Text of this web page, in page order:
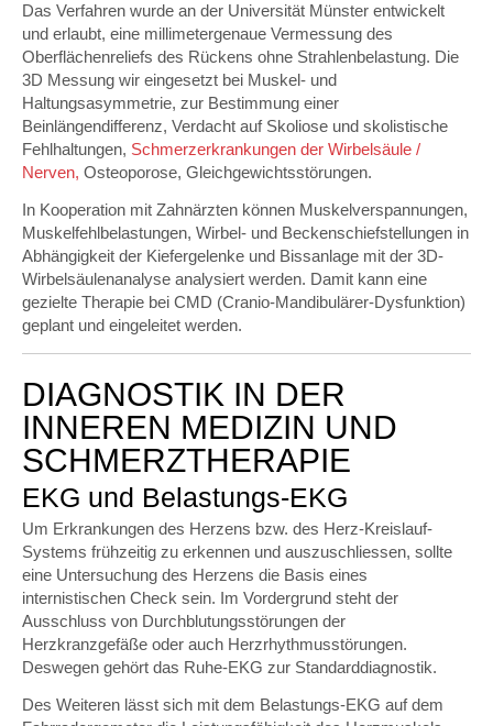
Das Verfahren wurde an der Universität Münster entwickelt
und erlaubt, eine millimetergenaue Vermessung des
Oberflächenreliefs des Rückens ohne Strahlenbelastung. Die
3D Messung wir eingesetzt bei Muskel- und
Haltungsasymmetrie, zur Bestimmung einer
Beinlängendifferenz, Verdacht auf Skoliose und skolistische
Fehlhaltungen, Schmerzerkrankungen der Wirbelsäule /
Nerven, Osteoporose, Gleichgewichtsstörungen.
In Kooperation mit Zahnärzten können Muskelverspannungen,
Muskelfehlbelastungen, Wirbel- und Beckenschiefstellungen in
Abhängigkeit der Kiefergelenke und Bissanlage mit der 3D-
Wirbelsäulenanalyse analysiert werden. Damit kann eine
gezielte Therapie bei CMD (Cranio-Mandibulärer-Dysfunktion)
geplant und eingeleitet werden.
DIAGNOSTIK IN DER
INNEREN MEDIZIN UND
SCHMERZTHERAPIE
EKG und Belastungs-EKG
Um Erkrankungen des Herzens bzw. des Herz-Kreislauf-
Systems frühzeitig zu erkennen und auszuschliessen, sollte
eine Untersuchung des Herzens die Basis eines
internistischen Check sein. Im Vordergrund steht der
Ausschluss von Durchblutungsstörungen der
Herzkranzgefäße oder auch Herzrhythmusstörungen.
Deswegen gehört das Ruhe-EKG zur Standarddiagnostik.
Des Weiteren lässt sich mit dem Belastungs-EKG auf dem